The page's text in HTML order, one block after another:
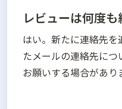
レビューは何度
はい。新たに連絡先
たメールの連絡先に
お願いする場合があり